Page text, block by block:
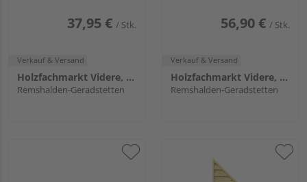
37,95 € / Stk.
Verkauf & Versand
Holzfachmarkt Videre, Remshalden
Remshalden-Geradstetten
56,90 € / Stk.
Verkauf & Versand
Holzfachmarkt Videre, Remshalden
Remshalden-Geradstetten